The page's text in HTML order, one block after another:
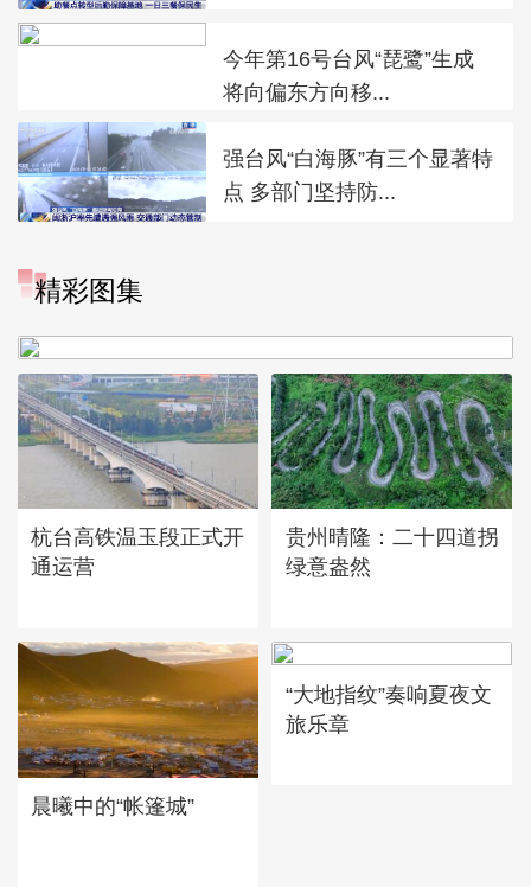
今年第16号台风“琵鹭”生成
将向偏东方向移...
强台风“白海豚”有三个显著特
点 多部门坚持防...
精彩图集
杭台高铁温玉段正式开
通运营
贵州晴隆：二十四道拐
绿意盎然
晨曦中的“帐篷城”
“大地指纹”奏响夏夜文
旅乐章